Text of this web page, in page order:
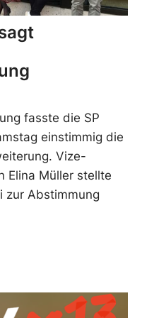
fasste die SP
einstimmig die
Vize-
Elina Müller stellte
zur Abstimmung